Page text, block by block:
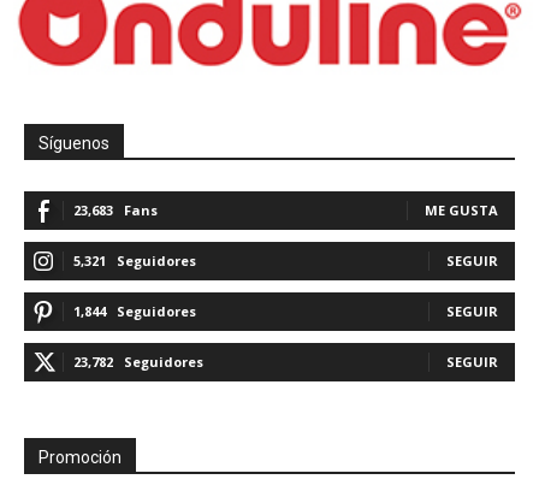
Síguenos
23,683 Fans ME GUSTA
5,321 Seguidores SEGUIR
1,844 Seguidores SEGUIR
23,782 Seguidores SEGUIR
Promoción